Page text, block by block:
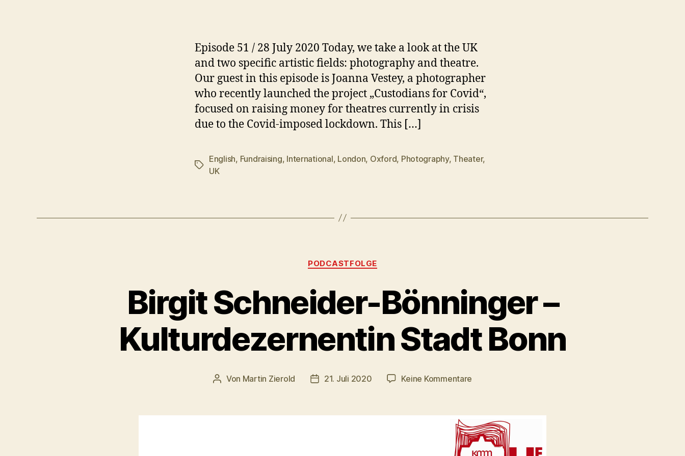
Episode 51 / 28 July 2020 Today, we take a look at the UK
and two specific artistic fields: photography and theatre.
Our guest in this episode is Joanna Vestey, a photographer
who recently launched the project „Custodians for Covid“,
focused on raising money for theatres currently in crisis
due to the Covid-imposed lockdown. This […]
Schlagwörter
English, Fundraising, International, London, Oxford, Photography, Theater,
UK
Kategorien
PODCASTFOLGE
Birgit Schneider-Bönninger –
Kulturdezernentin Stadt Bonn
Beitragsautor
Von Martin Zierold Veröffentlichungsdatum
21. Juli 2020 Keine Kommentare
Bönninger
–
Kulturdezernentin
Stadt